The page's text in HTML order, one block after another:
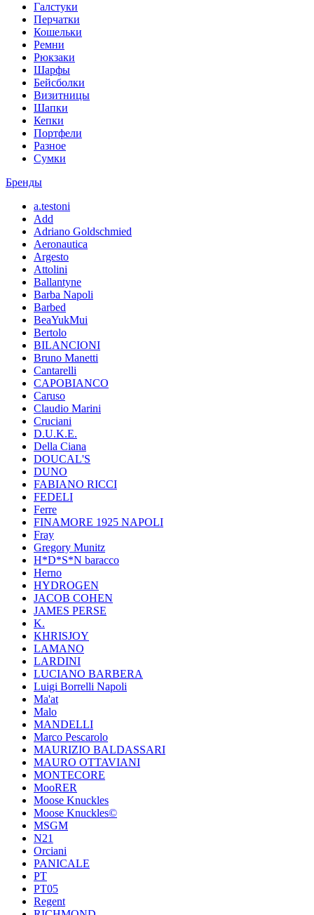
Галстуки
Перчатки
Кошельки
Ремни
Рюкзаки
Шарфы
Бейсболки
Визитницы
Шапки
Кепки
Портфели
Разное
Сумки
Бренды
a.testoni
Add
Adriano Goldschmied
Aeronautica
Argesto
Attolini
Ballantyne
Barba Napoli
Barbed
BeaYukMui
Bertolo
BILANCIONI
Bruno Manetti
Cantarelli
CAPOBIANCO
Caruso
Claudio Marini
Cruciani
D.U.K.E.
Della Ciana
DOUCAL'S
DUNO
FABIANO RICCI
FEDELI
Ferre
FINAMORE 1925 NAPOLI
Fray
Gregory Munitz
H*D*S*N baracco
Herno
HYDROGEN
JACOB COHEN
JAMES PERSE
K.
KHRISJOY
LAMANO
LARDINI
LUCIANO BARBERA
Luigi Borrelli Napoli
Ma'at
Malo
MANDELLI
Marco Pescarolo
MAURIZIO BALDASSARI
MAURO OTTAVIANI
MONTECORE
MooRER
Moose Knuckles
Moose Knuckles©️
MSGM
N21
Orciani
PANICALE
PT
PT05
Regent